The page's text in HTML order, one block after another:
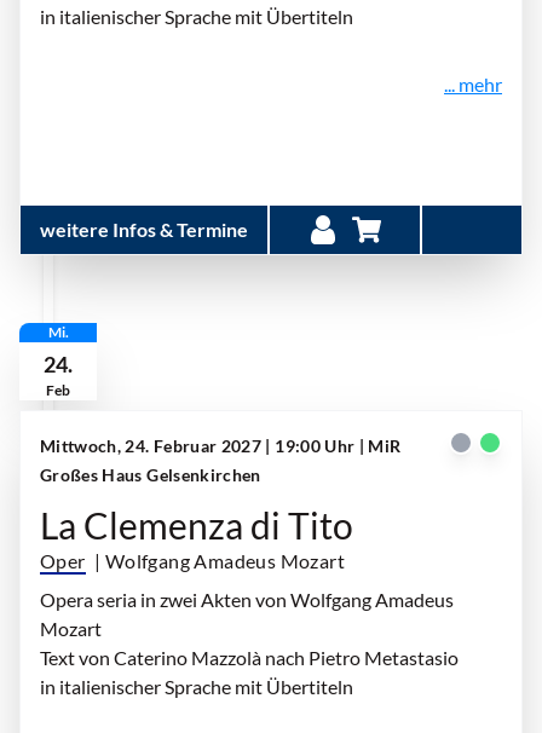
in italienischer Sprache mit Übertiteln
... mehr
weitere Infos & Termine
Mi.
24.
Feb
Mittwoch, 24. Februar 2027 | 19:00 Uhr | MiR
Großes Haus Gelsenkirchen
La Clemenza di Tito
Oper | Wolfgang Amadeus Mozart
Opera seria in zwei Akten von Wolfgang Amadeus
Mozart
Text von Caterino Mazzolà nach Pietro Metastasio
in italienischer Sprache mit Übertiteln